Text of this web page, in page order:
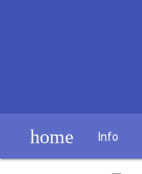
home Info